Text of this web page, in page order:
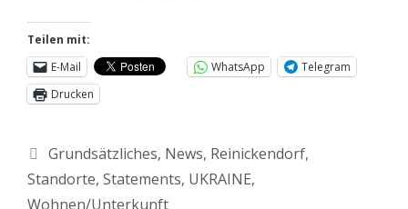
Teilen mit:
E-Mail
WhatsApp
Telegram
Drucken
Grundsätzliches, News, Reinickendorf,
Standorte, Statements, UKRAINE,
Wohnen/Unterkunft